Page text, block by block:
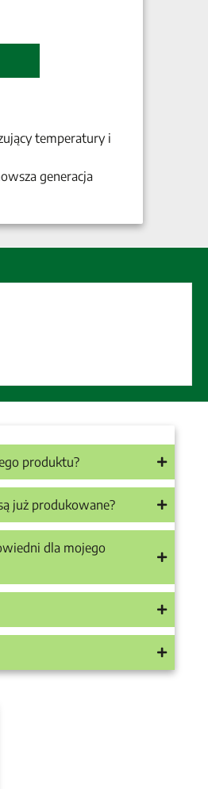
temperatury i
generacja
produktu?
już produkowane?
dla mojego